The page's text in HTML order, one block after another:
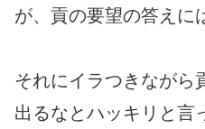
が、貢の要望の答えに
それにイラつきながら
出るなとハッキリと言